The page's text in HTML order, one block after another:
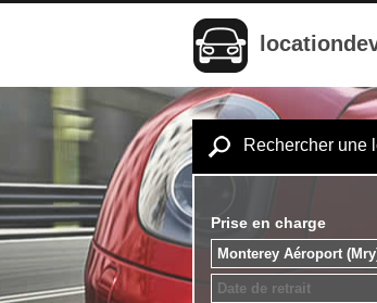
Rechercher une
Prise en charge